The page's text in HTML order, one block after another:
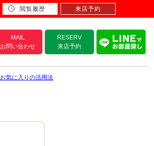
MAIL
お問い合わせ
RESERV
来店予約
お気に入りの活用法
閲覧履歴 来店予約